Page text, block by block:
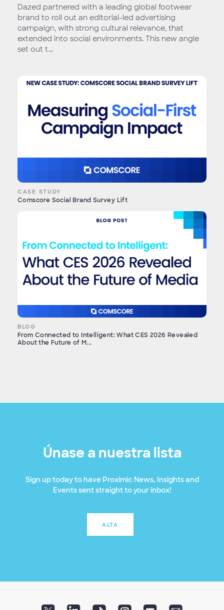
Dazed partnered with a leading global footwear
brand to roll out an editorial-led advertising
campaign, with strong cultural relevance, that
extended into social environments. This new angle
set out t...
CASE STUDY
Comscore Social Brand Survey Lift
BLOG
From Connected to Intelligent: What CES 2026 Revealed
About the Future of M...
Únase a nuestra lista
Sign up today to have Proximic News, Insights and
Events sent straight to your inbox!
ALTA